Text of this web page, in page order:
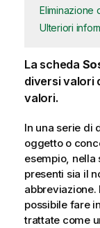
Eliminazione
Ulteriori
La scheda
diversi valori
valori.
In una serie di
oggetto o
esempio, nella
presenti sia il
possibile fare
trattate come